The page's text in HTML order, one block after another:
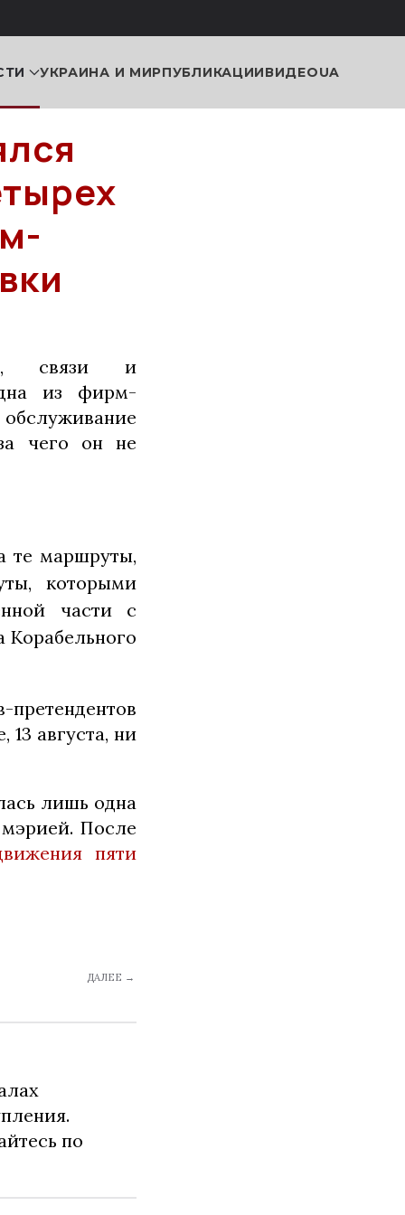
УКРАИНА И МИРПУБЛИКАЦИИВИДЕОUA
связи и
из фирм-
обслуживание
чего он не
те маршруты,
которыми
части с
Корабельного
претендентов
августа, ни
лишь одна
После
пяти
ДАЛЕЕ →
по